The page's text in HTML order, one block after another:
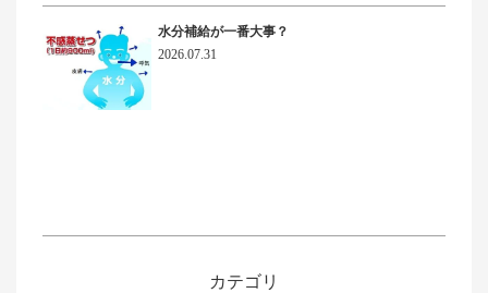
水分補給が一番大事？
2026.07.31
カテゴリ